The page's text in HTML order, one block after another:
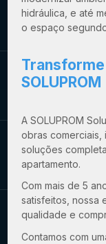
hidráulica, e até
o espaço
SOLUPROM
A SOLUPROM
obras
soluções
apartamento.
Com mais de 5
satisfeitos, nossa
qualidade e
Contamos com